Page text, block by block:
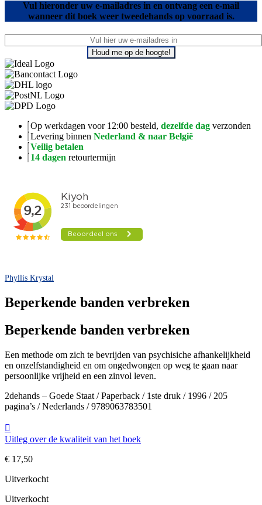
Vul hieronder uw e-mailadres in en ontvang een e-mail
wanneer dit boek weer tweedehands op voorraad is.
Houd me op de hoogte!
Op werkdagen voor 12:00 besteld, dezelfde dag verzonden
Levering binnen Nederland & naar België
Veilig betalen
14 dagen retourtermijn
Phyllis Krystal
Beperkende banden verbreken
Beperkende banden verbreken
Een methode om zich te bevrijden van psychisiche afhankelijkheid
en onzelfstandigheid en om ongedwongen op weg te gaan naar
persoonlijke vrijheid en een zinvol leven.
2dehands – Goede Staat / Paperback / 1ste druk / 1996 / 205
pagina’s / Nederlands / 9789063783501
Uitleg over de kwaliteit van het boek
€ 17,50
Uitverkocht
Uitverkocht